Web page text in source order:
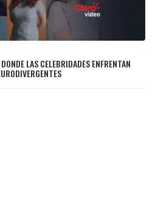
LAS CELEBRIDADES ENFRENTAN